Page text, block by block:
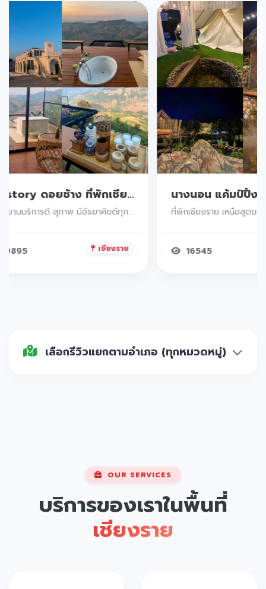
Mystory ดอยช้าง ที่พักเชียงราย ที่พักวิวหลักล้านบนดอยในจังหวัดเชียงราย บรรยากาศดีมว๊ากก วิวถ่ายรูปเยอะ ห้องพักสวยมีอ่างอาบน้ำในห้องตรงระเบียงคือดีย์
พนักงานบริการดี สุภาพ มีอัธยาศัยดีทุกคนยิ้มแย้มแจ่มใสเหมาะแก่าการพักผ่อนมากแวะนอนเช็คอินที่นี่ได้น้าา
9895 เชียงราย 16545
เลือกรีวิวแยกตามอำเภอ (ทุกหมวดหมู่)
OUR SERVICES
บริการของเราในพื้นที่
เชียงราย